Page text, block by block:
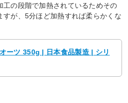
工の段階で加熱されているためその
すが、5分ほど加熱すれば柔らかくな
ーツ 350g | 日本食品製造 | シリ